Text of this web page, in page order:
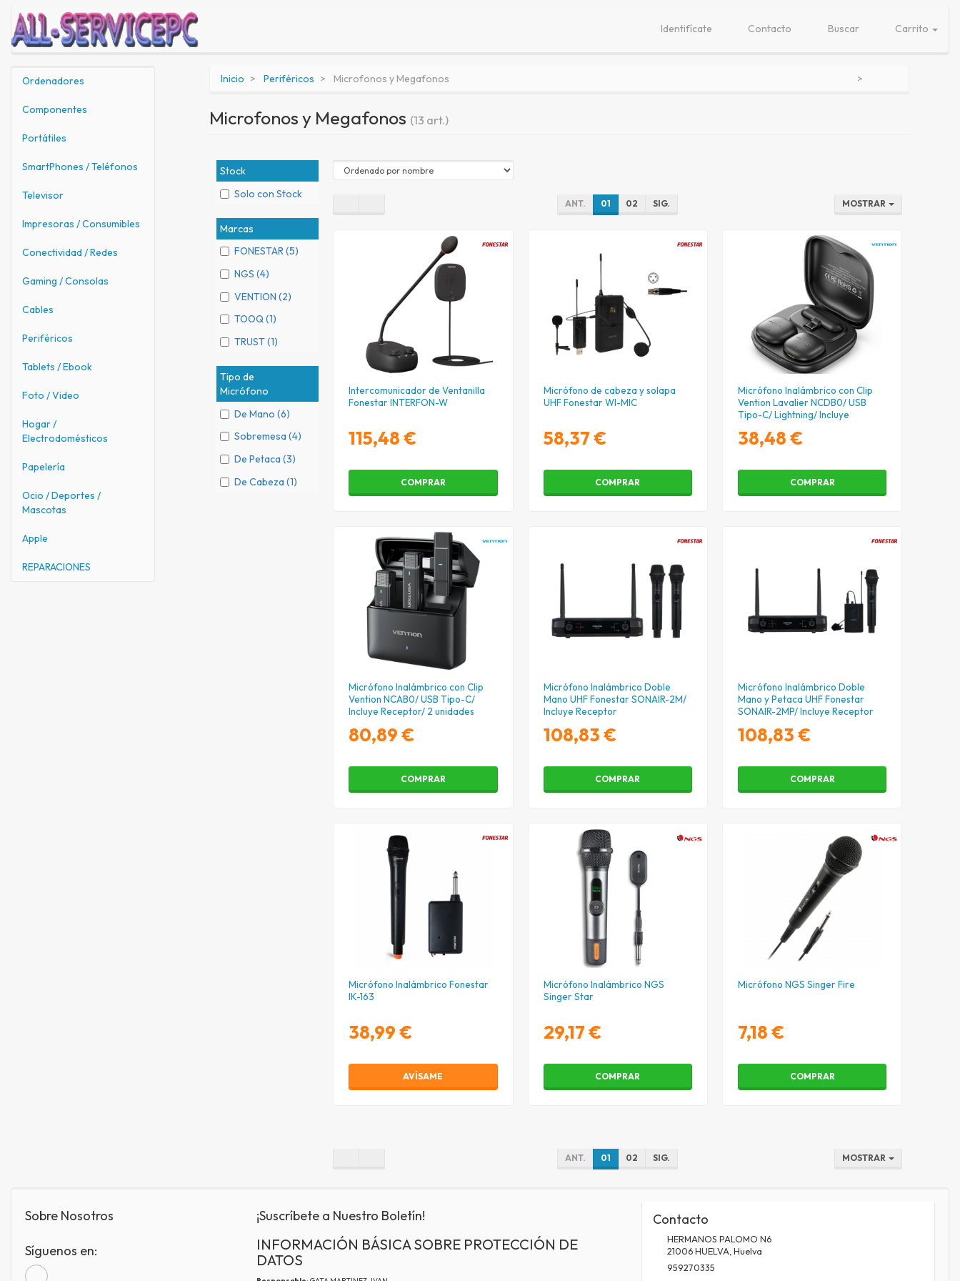
Identifícate Contacto Buscar Carrito
Ordenadores
Componentes
Portátiles
SmartPhones / Teléfonos
Televisor
Impresoras / Consumibles
Conectividad / Redes
Gaming / Consolas
Cables
Periféricos
Tablets / Ebook
Foto / Video
Hogar /
Electrodomésticos
Papelería
Ocio / Deportes /
Mascotas
Apple
REPARACIONES
Inicio Periféricos Microfonos y Megafonos
Microfonos y Megafonos (13 art.)
Stock
Solo con Stock
Marcas
FONESTAR (5)
NGS (4)
VENTION (2)
TOOQ (1)
TRUST (1)
Tipo de
Micrófono
De Mano (6)
Sobremesa (4)
De Petaca (3)
De Cabeza (1)
ANT. 01 02 SIG. MOSTRAR
Intercomunicador de Ventanilla
Fonestar INTERFON-W
115,48 €
COMPRAR
Micrófono de cabeza y solapa
UHF Fonestar WI-MIC
58,37 €
COMPRAR
Micrófono Inalámbrico con Clip
Vention Lavalier NCDB0/ USB
Tipo-C/ Lightning/ Incluye
38,48 €
COMPRAR
Micrófono Inalámbrico con Clip
Vention NCAB0/ USB Tipo-C/
Incluye Receptor/ 2 unidades
80,89 €
COMPRAR
Micrófono Inalámbrico Doble
Mano UHF Fonestar SONAIR-2M/
Incluye Receptor
108,83 €
COMPRAR
Micrófono Inalámbrico Doble
Mano y Petaca UHF Fonestar
SONAIR-2MP/ Incluye Receptor
108,83 €
COMPRAR
Micrófono Inalámbrico Fonestar
IK-163
38,99 €
AVÍSAME
Micrófono Inalámbrico NGS
Singer Star
29,17 €
COMPRAR
Micrófono NGS Singer Fire
7,18 €
COMPRAR
ANT. 01 02 SIG. MOSTRAR
Sobre Nosotros
Síguenos en:
¡Suscríbete a Nuestro Boletín!
INFORMACIÓN BÁSICA SOBRE PROTECCIÓN DE
DATOS
Contacto
HERMANOS PALOMO N6
21006 HUELVA Huelva
959270335